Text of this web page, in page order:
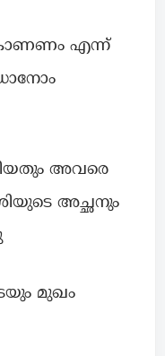
കാണണം എന്ന്
അവരെ
അച്ഛനും
മുഖം